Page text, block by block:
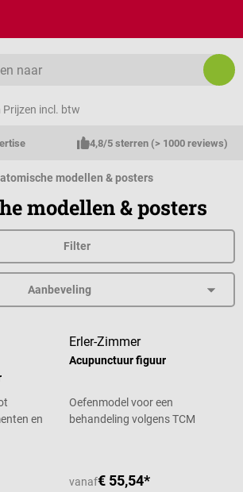
Prijzen incl. btw
4,8/5 sterren (> 1000 reviews)
modellen & posters
modellen & posters
Filter
en
Erler-Zimmer
Acupunctuur figuur
Oefenmodel voor een
behandeling volgens TCM
vanaf€ 55,54*